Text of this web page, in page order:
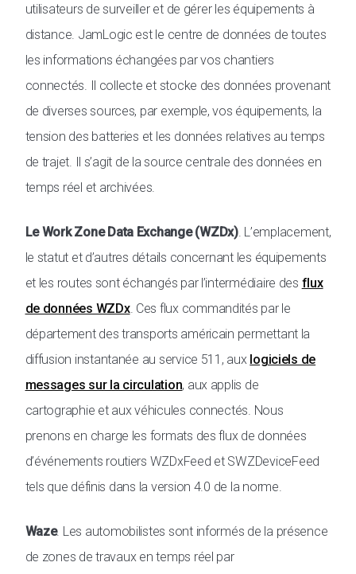
utilisateurs de surveiller et de gérer les équipements à
distance. JamLogic est le centre de données de toutes
les informations échangées par vos chantiers
connectés. Il collecte et stocke des données provenant
de diverses sources, par exemple, vos équipements, la
tension des batteries et les données relatives au temps
de trajet. Il s’agit de la source centrale des données en
temps réel et archivées.
Le Work Zone Data Exchange (WZDx). L’emplacement,
le statut et d’autres détails concernant les équipements
et les routes sont échangés par l’intermédiaire des flux
de données WZDx. Ces flux commandités par le
département des transports américain permettant la
diffusion instantanée au service 511, aux logiciels de
messages sur la circulation, aux applis de
cartographie et aux véhicules connectés. Nous
prenons en charge les formats des flux de données
d’événements routiers WZDxFeed et SWZDeviceFeed
tels que définis dans la version 4.0 de la norme.
Waze. Les automobilistes sont informés de la présence
de zones de travaux en temps réel par